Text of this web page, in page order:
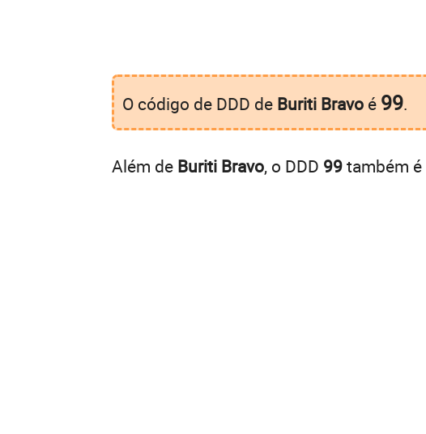
O código de DDD de Buriti Bravo é 99.
Além de Buriti Bravo, o DDD 99também